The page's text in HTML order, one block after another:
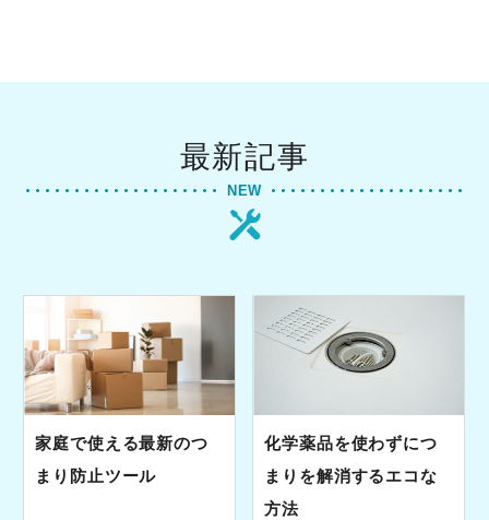
最新記事
NEW
家庭で使える最新のつ
まり防止ツール
化学薬品を使わずにつ
まりを解消するエコな
方法